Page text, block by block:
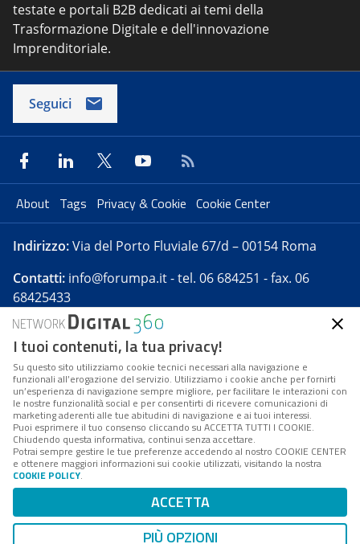
testate e portali B2B dedicati ai temi della
Trasformazione Digitale e dell'innovazione
Imprenditoriale.
Seguici
About Tags Privacy & Cookie Cookie Center
Indirizzo:Via del Porto Fluviale 67/d – 00154 Roma
Contatti: info@forumpa.it- tel. 06 684251 - fax. 06
68425433
Forumpa.itè una pubblicazione telematica iscritta
presso Registro della stampa del Tribunale di Roma -
Reg. n. 182 del 2 maggio 2008 - Direttore resp. Michela
Stentella
FPA s.r.l. è società soggetta a Direzione e
Coordinamento da parte di Digital360 S.p.A. - FPA s.r.l.
è un'azienda certificata per il sistema di management
Codice Fiscale/Partita IVA n. 10693191008 - R.E.A. Roma
n. 1249791. ISP AWS
Mappa del sito
I tuoi contenuti, la tua privacy!
Su questo sito utilizziamo cookie tecnici necessari alla navigazione e
funzionali all’erogazione del servizio. Utilizziamo i cookie anche per fornirti
un’esperienza di navigazione sempre migliore, per facilitare le interazioni con
le nostre funzionalità social e per consentirti di ricevere comunicazioni di
marketing aderenti alle tue abitudini di navigazione e ai tuoi interessi.
Puoi esprimere il tuo consenso cliccando su ACCETTA TUTTI I COOKIE.
Chiudendo questa informativa, continui senza accettare.
Potrai sempre gestire le tue preferenze accedendo al nostro COOKIE CENTER
e ottenere maggiori informazioni sui cookie utilizzati, visitando la nostra
COOKIE POLICY.
ACCETTA
PIÙ OPZIONI